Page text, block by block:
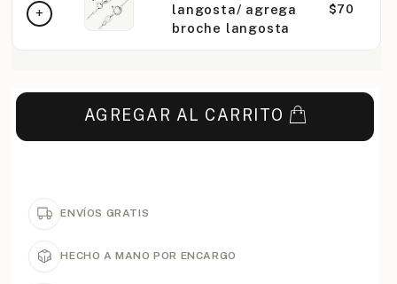
langosta/ agrega
broche langosta
$70
AGREGAR AL CARRITO
ENVÍOS GRATIS
HECHO A MANO POR ENCARGO